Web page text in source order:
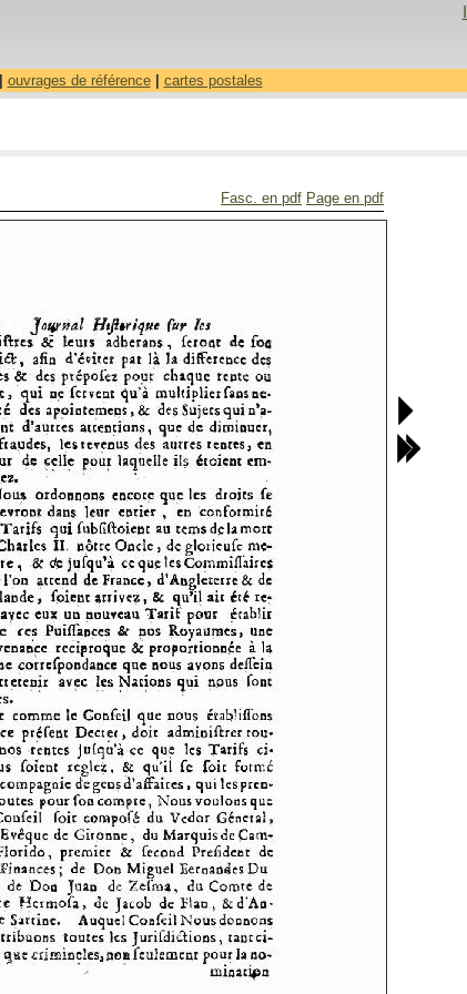
ouvrages de référence| cartes postales
Fasc. en pdf Page en pdf